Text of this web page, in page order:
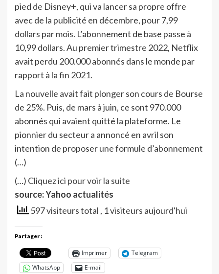
pied de Disney+, qui va lancer sa propre offre
avec de la publicité en décembre, pour 7,99
dollars par mois. L’abonnement de base passe à
10,99 dollars. Au premier trimestre 2022, Netflix
avait perdu 200.000 abonnés dans le monde par
rapport à la fin 2021.
La nouvelle avait fait plonger son cours de Bourse
de 25%. Puis, de mars à juin, ce sont 970.000
abonnés qui avaient quitté la plateforme. Le
pionnier du secteur a annoncé en avril son
intention de proposer une formule d’abonnement
(…)
(…) Cliquez ici pour voir la suite
source: Yahoo actualités
597 visiteurs total , 1 visiteurs aujourd'hui
Partager :
Imprimer
Telegram
WhatsApp
E-mail